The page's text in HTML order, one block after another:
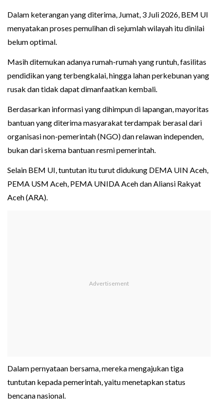
Dalam keterangan yang diterima, Jumat, 3 Juli 2026, BEM UI
menyatakan proses pemulihan di sejumlah wilayah itu dinilai
belum optimal.
Masih ditemukan adanya rumah-rumah yang runtuh, fasilitas
pendidikan yang terbengkalai, hingga lahan perkebunan yang
rusak dan tidak dapat dimanfaatkan kembali.
Berdasarkan informasi yang dihimpun di lapangan, mayoritas
bantuan yang diterima masyarakat terdampak berasal dari
organisasi non-pemerintah (NGO) dan relawan independen,
bukan dari skema bantuan resmi pemerintah.
Selain BEM UI, tuntutan itu turut didukung DEMA UIN Aceh,
PEMA USM Aceh, PEMA UNIDA Aceh dan Aliansi Rakyat
Aceh (ARA).
Dalam pernyataan bersama, mereka mengajukan tiga
tuntutan kepada pemerintah, yaitu menetapkan status
bencana nasional.